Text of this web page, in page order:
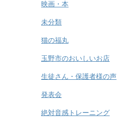
映画・本
未分類
猫の福丸
玉野市のおいしいお店
生徒さん・保護者様の声
発表会
絶対音感トレーニング